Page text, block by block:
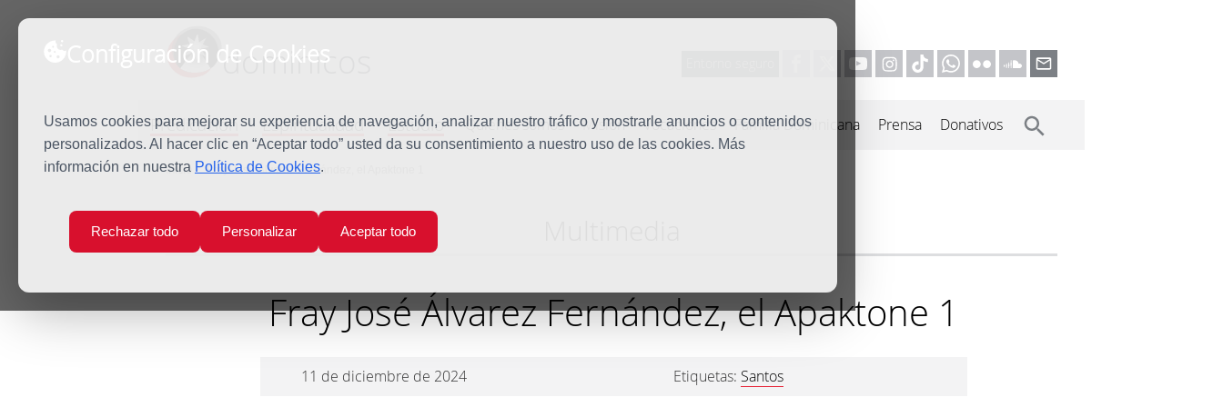
Configuración de Cookies
Usamos cookies para mejorar su experiencia de navegación, analizar nuestro tráfico y mostrarle anuncios o contenidos
personalizados. Al hacer clic en “Aceptar todo” usted da su consentimiento a nuestro uso de las cookies. Más
información en nuestra Política de Cookies.
Rechazar todo Personalizar Aceptar todo
dominicos
Predicación Espiritualidad Estudio Quiénes somos Misión Vocaciones Familia Dominicana Prensa Donativos
Inicio Fray José Álvarez Fernández, el Apaktone 1
Fray José Álvarez Fernández, el Apaktone 1
11 de diciembre de 2024 Etiquetas: Santos